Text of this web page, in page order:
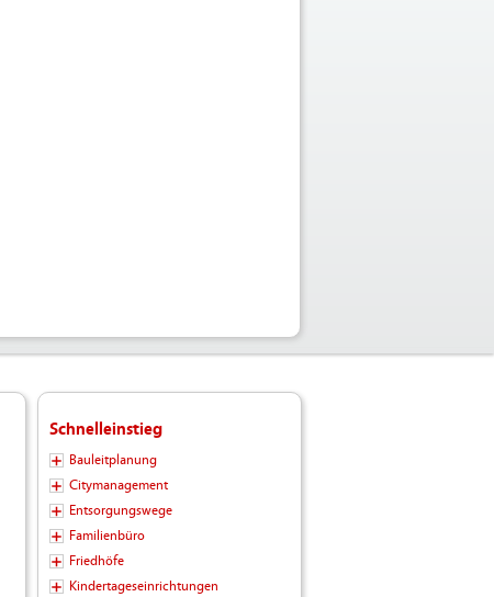
Schnelleinstieg
Bauleitplanung
Citymanagement
Entsorgungswege
Familienbüro
Friedhöfe
Kindertageseinrichtungen